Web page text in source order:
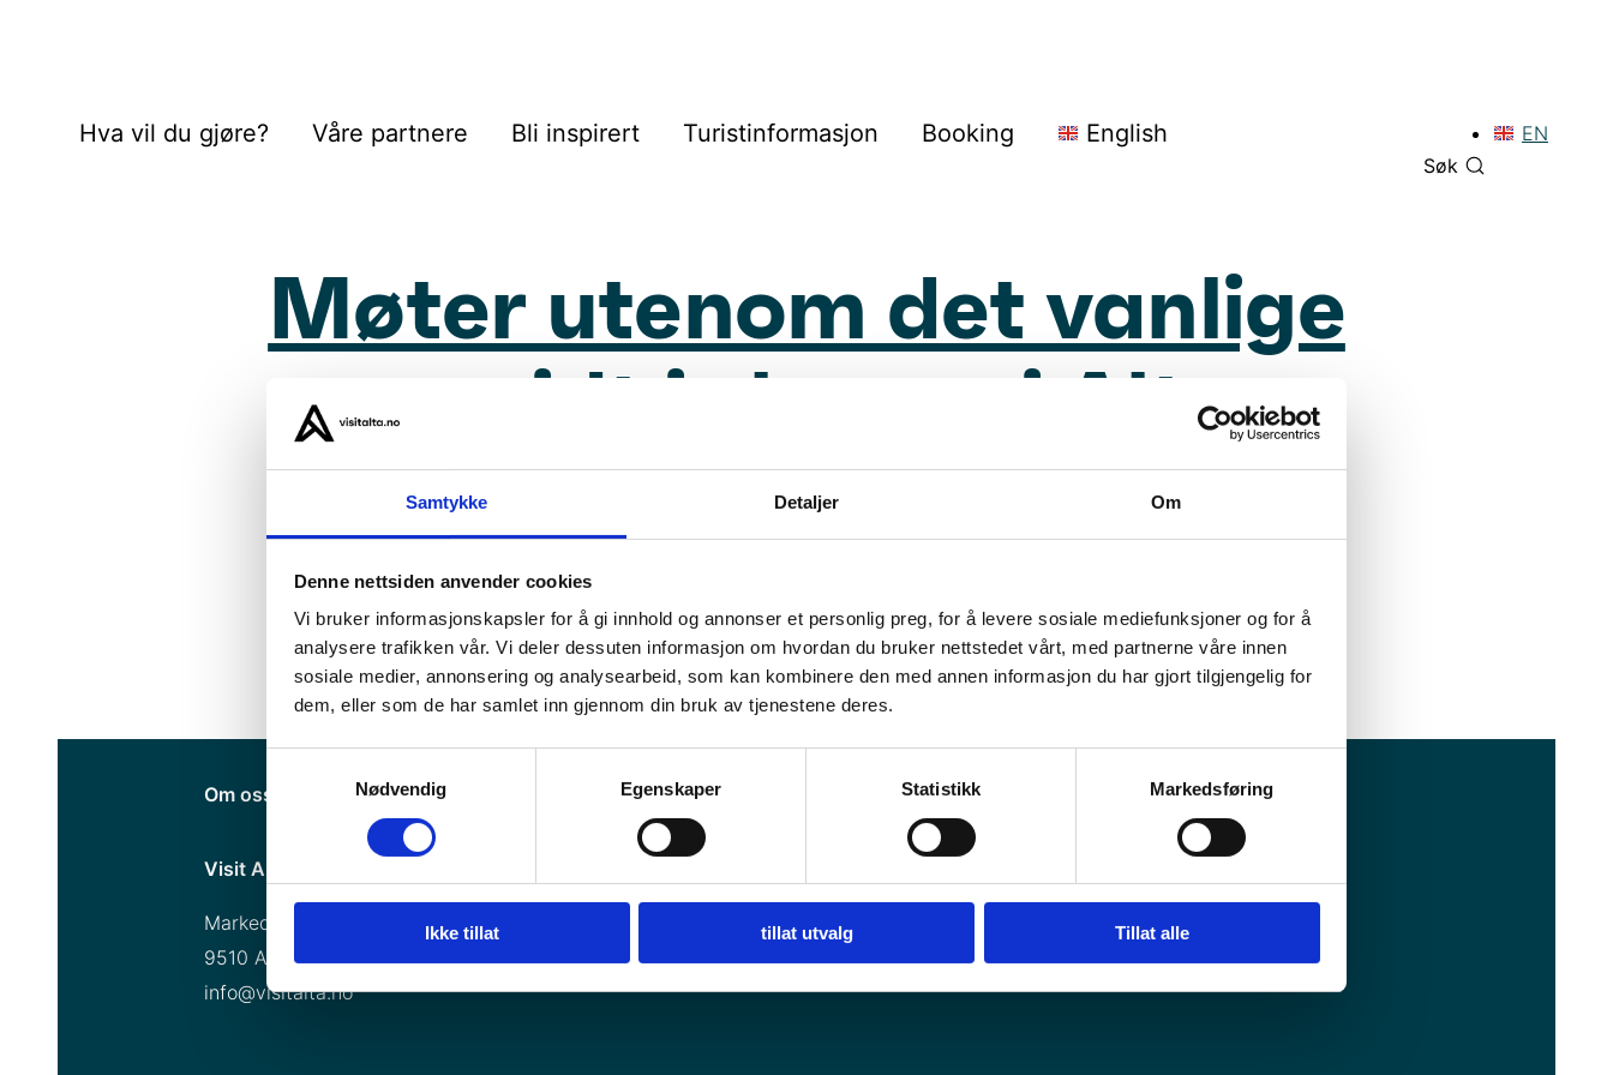
Samtykke Detaljer Om
Denne nettsiden anvender cookies
Vi bruker informasjonskapsler for å gi innhold og annonser et personlig preg, for å levere sosiale mediefunksjoner og for å
analysere trafikken vår. Vi deler dessuten informasjon om hvordan du bruker nettstedet vårt, med partnerne våre innen
sosiale medier, annonsering og analysearbeid, som kan kombinere den med annen informasjon du har gjort tilgjengelig for
dem, eller som de har samlet inn gjennom din bruk av tjenestene deres.
Nødvendig
Egenskaper Statistikk Markedsføring
Ikke tillat tillat utvalg Tillat alle
Hva vil du gjøre? Våre partnere Bli inspirert Turistinformasjon Booking English
Søk
EN
Møter utenom det vanlige
– midt i skogen i Alta
Onga Lodge
Om oss Personvern Visit Alta for Travel Trade Bransjeinfo
Visit Alta AS
Markedsgata 3
9510 Alta
info@visitalta.no
facebook.com/visitalta
instagram.com/visitalta
YouTube
LinkedIn